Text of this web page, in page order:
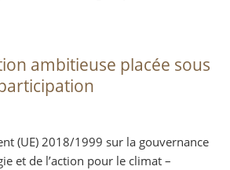
ambitieuse placée sous
(UE) 2018/1999 sur la gouvernance
et de l’action pour le climat –